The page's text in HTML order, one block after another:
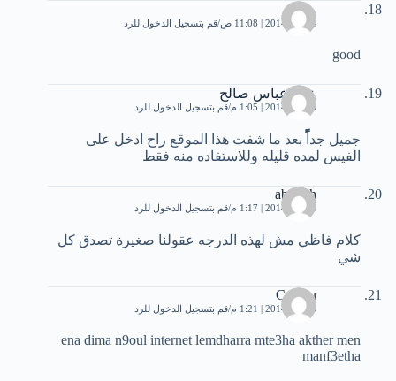
منال
4 يناير، 2014 | 11:08 ص قم بتسجيل الدخول للرد
good
عمر عباس صالح
6 يناير، 2014 | 1:05 م قم بتسجيل الدخول للرد
جميل جداًًًًًًًً بعد ما شفت هذا الموقع راح ادخل على
الفيس لمده قليله وللاستفاده منه فقط
abdullh
6 يناير، 2014 | 1:17 م قم بتسجيل الدخول للرد
كلام فاظي مش لهذه الدرجه عقولنا صغيرة تصدق كل
شي
Cristou
6 يناير، 2014 | 1:21 م قم بتسجيل الدخول للرد
ena dima n9oul internet lemdharra mte3ha akther men
manf3etha